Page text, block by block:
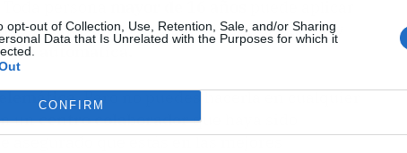
opt-out of Collection, Use, Retention, Sale, and/or Sharing
Data that Is Unrelated with the Purposes for which it
CONFIRM
entecnologíade la información y
automática.
Pero no puedes hacerla en cualquier
uncentro colaboradorque haya sido
asegurado que estás en las mejores